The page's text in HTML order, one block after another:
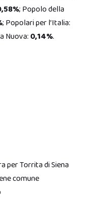
; Popolo della
; Popolari per l’Italia:
Nuova:0,14%.
per Torrita di Siena
comune